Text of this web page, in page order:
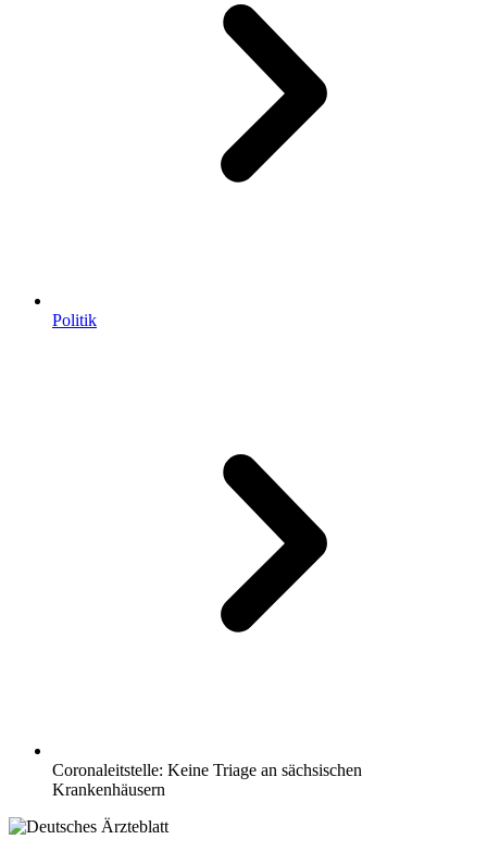
Politik
Coronaleitstelle: Keine Triage an sächsischen
Krankenhäusern